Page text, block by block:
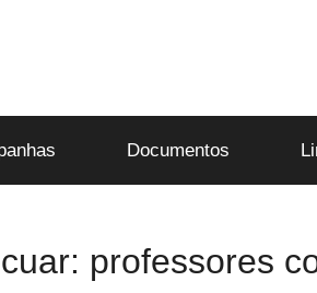
Documentos
professores